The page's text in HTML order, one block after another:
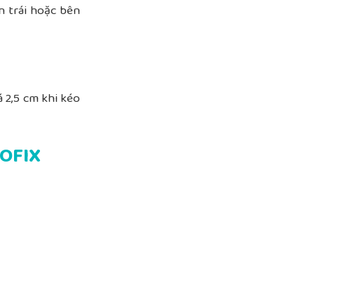
trái hoặc bên
cm khi kéo